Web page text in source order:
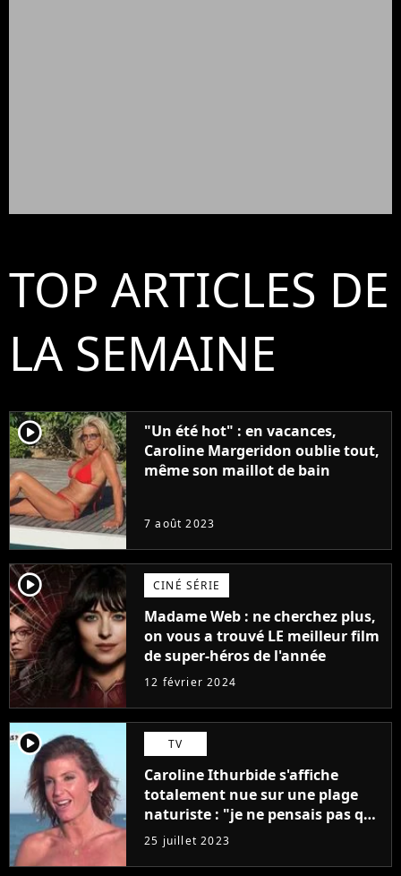
TOP ARTICLES DE
LA SEMAINE
player2
"Un été hot" : en vacances,
Caroline Margeridon oublie tout,
même son maillot de bain
7 août 2023
player2 CINÉ SÉRIE
Madame Web : ne cherchez plus,
on vous a trouvé LE meilleur film
de super-héros de l'année
12 février 2024
player2 TV
Caroline Ithurbide s'affiche
totalement nue sur une plage
naturiste : "je ne pensais pas que
j'arriverais à le faire..."
25 juillet 2023